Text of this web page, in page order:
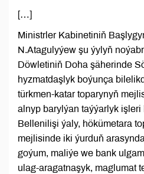
[…]
Ministrler Kabinetiniň
N.Atagulyýew şu ýylyň
Döwletiniň Doha şäherinde
hyzmatdaşlyk boýunça
türkmen-katar toparynyň
alnyp barylýan taýýarlyk işleri
Bellenilişi ýaly, hökümetara
mejlisinde iki ýurduň
goýum, maliýe we bank
ulag-aragatnaşyk, maglumat